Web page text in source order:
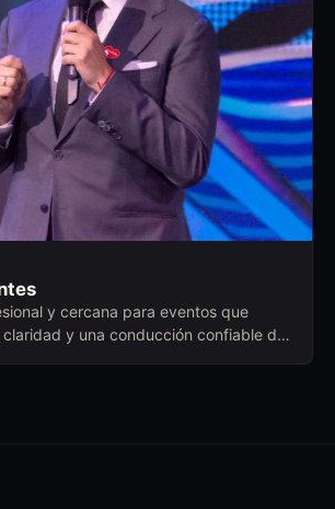
y cercana para eventos que
y una conducción confiable de